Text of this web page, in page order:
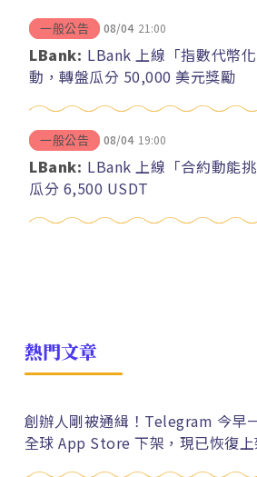
一般公告 08/04 21:00
LBank: LBank 上線「指數代幣
動，轉盤瓜分 50,000 美元獎勵
一般公告 08/04 19:00
LBank: LBank 上線「合約動能
瓜分 6,500 USDT
熱門文章
創辦人剛被通緝！Telegram 今早
全球 App Store 下架，現已恢復上